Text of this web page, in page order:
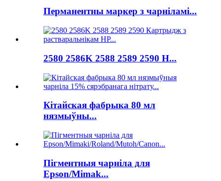
Перманентны маркер з чарніламі...
2580 2586K 2588 2589 2590 Н...
Кітайская фабрыка 80 мл
нязмыўны...
Пігментныя чарніла для
Epson/Mimak...